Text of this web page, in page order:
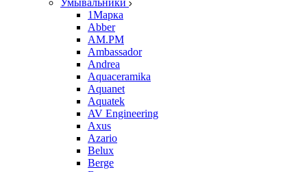
Умывальники
1Марка
Abber
AM.PM
Ambassador
Andrea
Aquaceramika
Aquanet
Aquatek
AV Engineering
Axus
Azario
Belux
Berge